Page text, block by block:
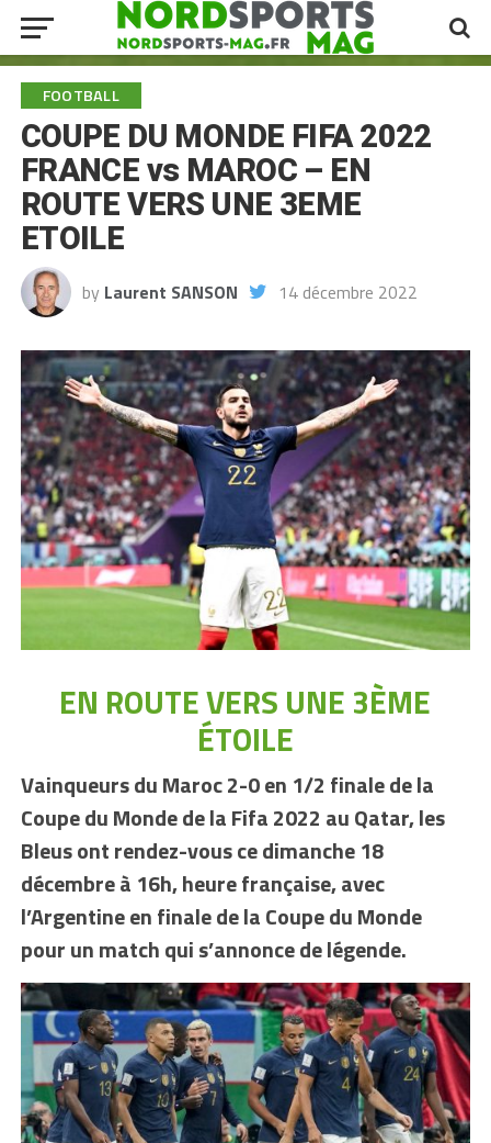
FOOTBALL
COUPE DU MONDE FIFA 2022
FRANCE vs MAROC – EN
ROUTE VERS UNE 3EME
ETOILE
by Laurent SANSON 14 décembre 2022
EN ROUTE VERS UNE 3ÈME
ÉTOILE
Vainqueurs du Maroc 2-0 en 1/2 finale de la
Coupe du Monde de la Fifa 2022 au Qatar, les
Bleus ont rendez-vous ce dimanche 18
décembre à 16h, heure française, avec
l’Argentine en finale de la Coupe du Monde
pour un match qui s’annonce de légende.